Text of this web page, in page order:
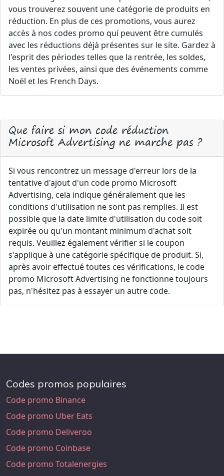
vous trouverez souvent une catégorie de produits en
réduction. En plus de ces promotions, vous aurez
accès à nos codes promo qui peuvent être cumulés
avec les réductions déjà présentes sur le site. Gardez à
l'esprit des périodes telles que la rentrée, les soldes,
les ventes privées, ainsi que des événements comme
Noël et les French Days.
Que faire si mon code réduction
Microsoft Advertising ne marche pas ?
Si vous rencontrez un message d'erreur lors de la
tentative d'ajout d'un code promo Microsoft
Advertising, cela indique généralement que les
conditions d'utilisation ne sont pas remplies. Il est
possible que la date limite d'utilisation du code soit
expirée ou qu'un montant minimum d'achat soit
requis. Veuillez également vérifier si le coupon
s'applique à une catégorie spécifique de produit. Si,
après avoir effectué toutes ces vérifications, le code
promo Microsoft Advertising ne fonctionne toujours
pas, n'hésitez pas à essayer un autre code.
Codes promos populaires
Code promo Binance
Code promo Uber Eats
Code promo Deliveroo
Code promo Coinbase
Code promo Totalenergies